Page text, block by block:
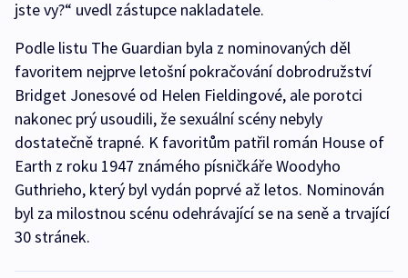
jste vy?“ uvedl zástupce nakladatele.
Podle listu The Guardian byla z nominovaných děl
favoritem nejprve letošní pokračování dobrodružství
Bridget Jonesové od Helen Fieldingové, ale porotci
nakonec prý usoudili, že sexuální scény nebyly
dostatečně trapné. K favoritům patřil román House of
Earth z roku 1947 známého písničkáře Woodyho
Guthrieho, který byl vydán poprvé až letos. Nominován
byl za milostnou scénu odehrávající se na seně a trvající
30 stránek.